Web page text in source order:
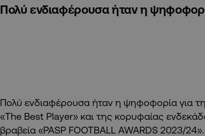
Πολύ ενδιαφέρουσα ήταν η
Πολύ ενδιαφέρουσα ήταν η ψηφοφορία για
«The Βest Player» και της κορυφαίας
βραβεία «PASP FOOTBALL AWARDS 2023/